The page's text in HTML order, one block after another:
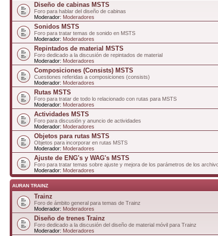
Diseño de cabinas MSTS
Foro para hablar del diseño de cabinas
Moderador: Moderadores
Sonidos MSTS
Foro para tratar temas de sonido en MSTS
Moderador: Moderadores
Repintados de material MSTS
Foro dedicado a la discusión de repintados de material
Moderador: Moderadores
Composiciones (Consists) MSTS
Cuestiones referidas a composiciones (consists)
Moderador: Moderadores
Rutas MSTS
Foro para tratar de todo lo relacionado con rutas para MSTS
Moderador: Moderadores
Actividades MSTS
Foro para discusión y anuncio de actividades
Moderador: Moderadores
Objetos para rutas MSTS
Objetos para incorporar en rutas MSTS
Moderador: Moderadores
Ajuste de ENG's y WAG's MSTS
Foro para tratar temas sobre ajuste y mejora de los parámetros de los
Moderador: Moderadores
AURAN TRAINZ
Trainz
Foro de ámbito general para temas de Trainz
Moderador: Moderadores
Diseño de trenes Trainz
Foro dedicado a la discusión del diseño de material móvil para Trainz
Moderador: Moderadores